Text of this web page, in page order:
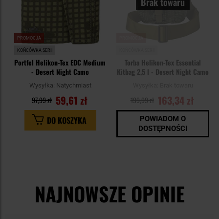
PROMOCJA
KOŃCÓWKA SERII
Portfel Helikon-Tex EDC Medium
- Desert Night Camo
Wysyłka: Natychmiast
59,61 zł
97,99 zł
DO KOSZYKA
Torba Helikon-Tex Essential
Kitbag 2,5 l - Desert Night Camo
163,34 zł
199,99 zł
POWIADOM O
DOSTĘPNOŚCI
NAJNOWSZE OPINIE